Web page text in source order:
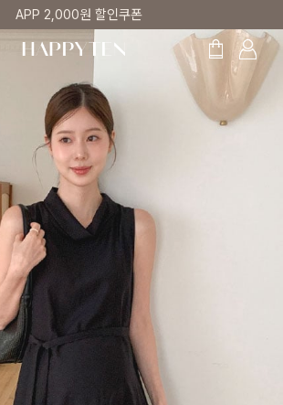
첫 구매 5% 감사쿠폰